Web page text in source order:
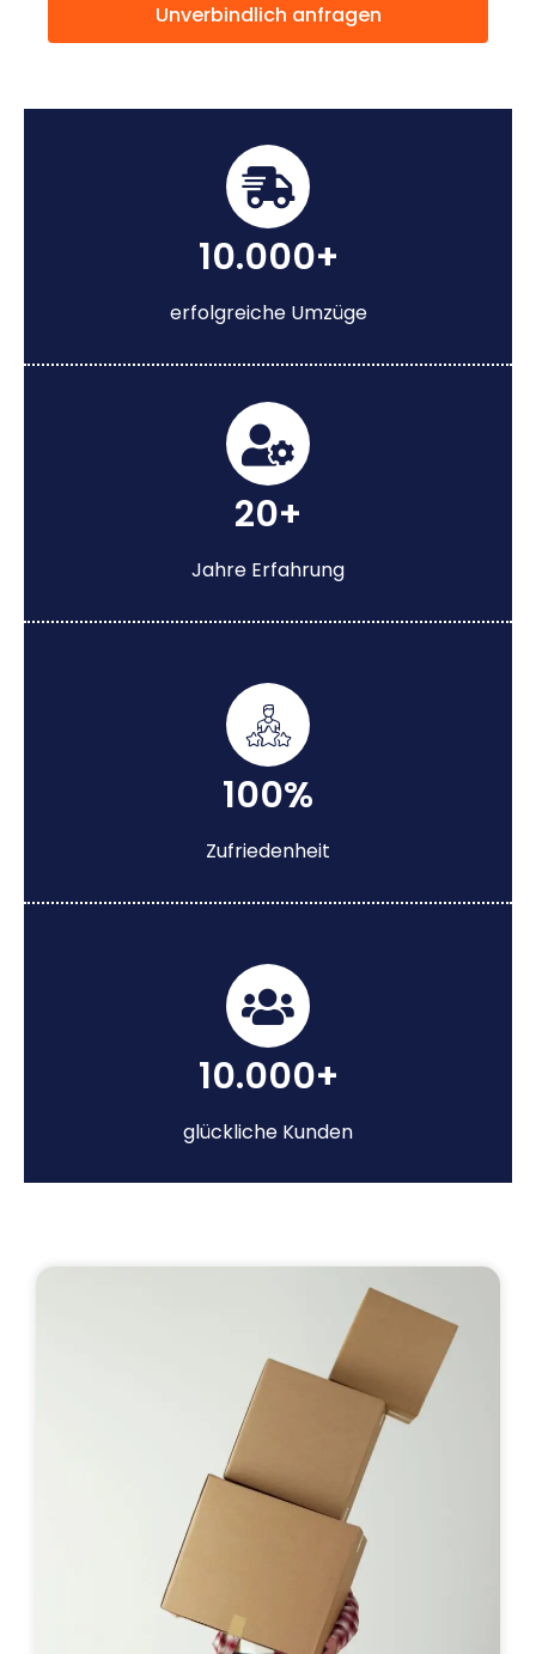
Unverbindlich anfragen
10.000+
erfolgreiche Umzüge
20+
Jahre Erfahrung
100%
Zufriedenheit
10.000+
glückliche Kunden